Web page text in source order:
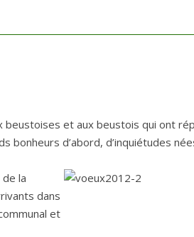
beustoises et aux beustois qui ont
d’abord, d’inquiétudes
la
dans
et